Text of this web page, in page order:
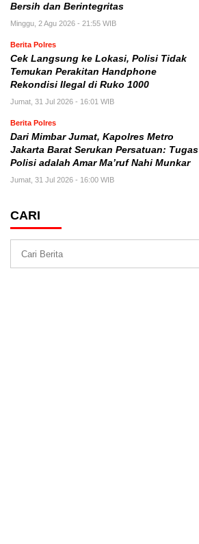
Bersih dan Berintegritas
Minggu, 2 Agu 2026 - 21:55 WIB
Berita Polres
Cek Langsung ke Lokasi, Polisi Tidak
Temukan Perakitan Handphone
Rekondisi Ilegal di Ruko 1000
Jumat, 31 Jul 2026 - 16:01 WIB
Berita Polres
Dari Mimbar Jumat, Kapolres Metro
Jakarta Barat Serukan Persatuan: Tugas
Polisi adalah Amar Ma’ruf Nahi Munkar
Jumat, 31 Jul 2026 - 16:00 WIB
CARI